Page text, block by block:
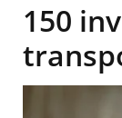
150